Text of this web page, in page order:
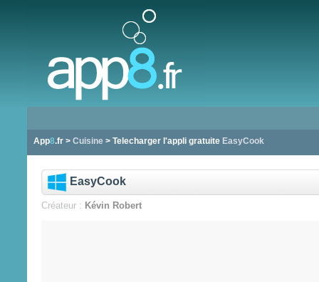
App8.fr > Cuisine> Telecharger l'appli gratuite EasyCook
EasyCook
Créateur : Kévin Robert